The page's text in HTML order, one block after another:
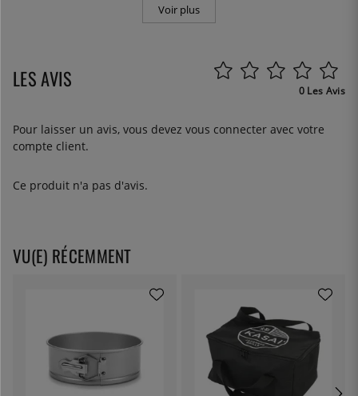
Voir plus
LES AVIS 0 Les Avis
Pour laisser un avis, vous devez vous connecter avec votre
compte client.
Ce produit n'a pas d'avis.
VU(E) RÉCEMMENT